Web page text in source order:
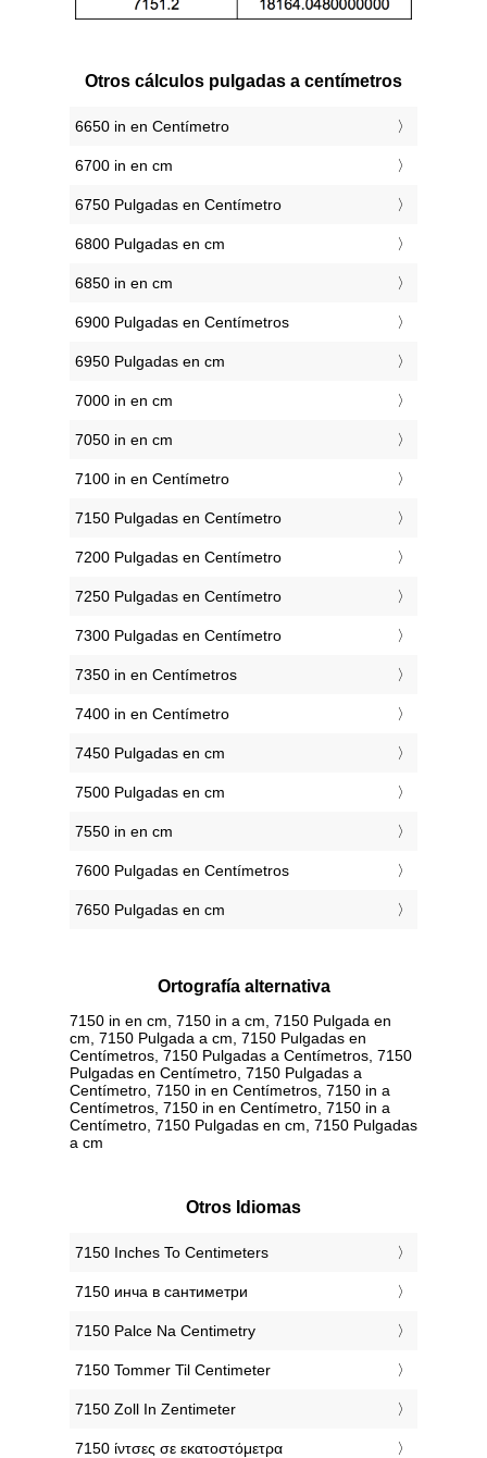
Otros cálculos pulgadas a centímetros
6650 in en Centímetro
6700 in en cm
6750 Pulgadas en Centímetro
6800 Pulgadas en cm
6850 in en cm
6900 Pulgadas en Centímetros
6950 Pulgadas en cm
7000 in en cm
7050 in en cm
7100 in en Centímetro
7150 Pulgadas en Centímetro
7200 Pulgadas en Centímetro
7250 Pulgadas en Centímetro
7300 Pulgadas en Centímetro
7350 in en Centímetros
7400 in en Centímetro
7450 Pulgadas en cm
7500 Pulgadas en cm
7550 in en cm
7600 Pulgadas en Centímetros
7650 Pulgadas en cm
Ortografía alternativa
7150 in en cm, 7150 in a cm, 7150 Pulgada en
cm, 7150 Pulgada a cm, 7150 Pulgadas en
Centímetros, 7150 Pulgadas a Centímetros, 7150
Pulgadas en Centímetro, 7150 Pulgadas a
Centímetro, 7150 in en Centímetros, 7150 in a
Centímetros, 7150 in en Centímetro, 7150 in a
Centímetro, 7150 Pulgadas en cm, 7150 Pulgadas
a cm
Otros Idiomas
‎7150 Inches To Centimeters
‎7150 инча в сантиметри
‎7150 Palce Na Centimetry
‎7150 Tommer Til Centimeter
‎7150 Zoll In Zentimeter
‎7150 ίντσες σε εκατοστόμετρα